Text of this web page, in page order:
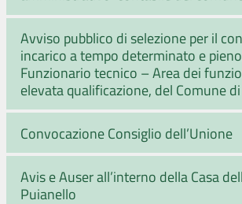
Avviso pubblico di selezione per il
incarico a tempo determinato e
Funzionario tecnico – Area dei
elevata qualificazione, del Comune
Convocazione Consiglio dell’Unione
Avis e Auser all’interno della Casa
Puianello